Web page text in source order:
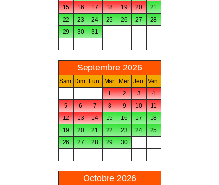
15
16 17 18 19 20
21
22
23 24 25 26 27
28
29
30 31
Septembre 2026
Sam. Dim. Lun. Mar. Mer. Jeu.
Ven.
1
2 3
4
5
6 7 8 9 10
11
12
13 14 15 16 17
18
19
20 21 22 23 24
25
26
27 28 29 30
Octobre 2026